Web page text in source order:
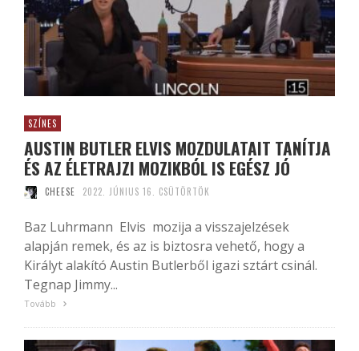
SZÍNES
AUSTIN BUTLER ELVIS MOZDULATAIT TANÍTJA
ÉS AZ ÉLETRAJZI MOZIKBÓL IS EGÉSZ JÓ
CHEESE 2022. JÚNIUS 16. CSÜTÖRTÖK
Baz Luhrmann Elvis mozija a visszajelzések
alapján remek, és az is biztosra vehető, hogy a
Királyt alakító Austin Butlerből igazi sztárt csinál.
Tegnap Jimmy...
Tovább